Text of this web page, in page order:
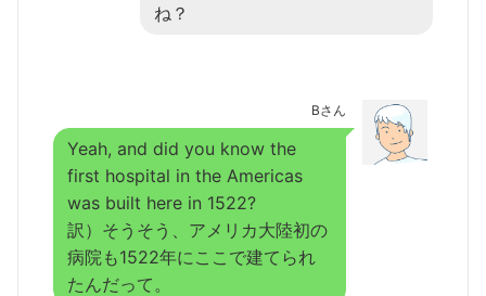
ね？
Bさん
Yeah, and did you know the
first hospital in the Americas
was built here in 1522?
訳）そうそう、アメリカ大陸初の
病院も1522年にここで建てられ
たんだって。